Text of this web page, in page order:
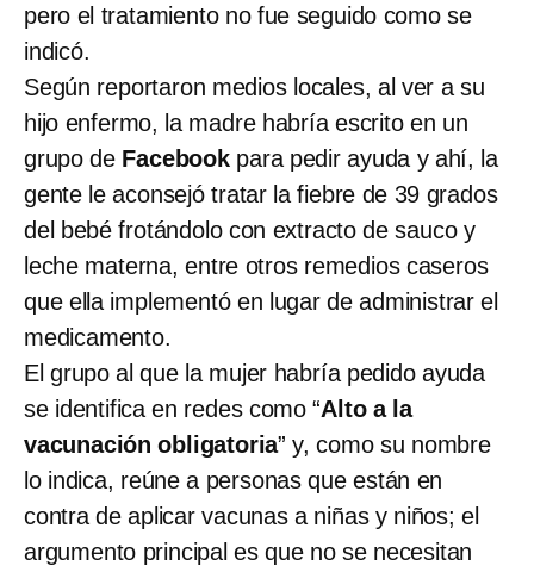
pero el tratamiento no fue seguido como se
indicó.
Según reportaron medios locales, al ver a su
hijo enfermo, la madre habría escrito en un
grupo de Facebookpara pedir ayuda y ahí, la
gente le aconsejó tratar la fiebre de 39 grados
del bebé frotándolo con extracto de sauco y
leche materna, entre otros remedios caseros
que ella implementó en lugar de administrar el
medicamento.
El grupo al que la mujer habría pedido ayuda
se identifica en redes como “Alto a la
vacunación obligatoria” y, como su nombre
lo indica, reúne a personas que están en
contra de aplicar vacunas a niñas y niños; el
argumento principal es que no se necesitan